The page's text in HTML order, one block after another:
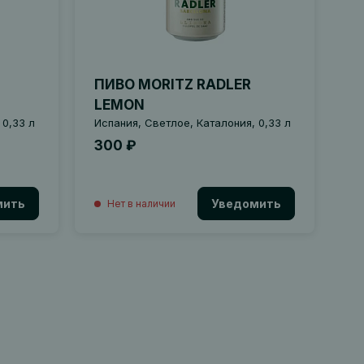
0,33 л
ПИВО MORITZ RADLER
LEMON
Испания, Светлое, Каталония, 0,33 л
300 ₽
Нет в наличии Уведомить